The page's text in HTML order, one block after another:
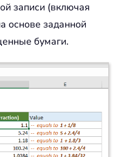
записи (включая
основе заданной
бумаги.